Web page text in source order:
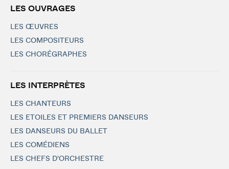
LES OUVRAGES
LES ŒUVRES
LES COMPOSITEURS
LES CHORÉGRAPHES
LES INTERPRÈTES
LES CHANTEURS
LES ETOILES ET PREMIERS DANSEURS
LES DANSEURS DU BALLET
LES COMÉDIENS
LES CHEFS D'ORCHESTRE